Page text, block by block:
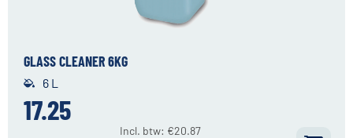
GLASS CLEANER 6KG
6 L
17.25
Incl. btw: €20.87